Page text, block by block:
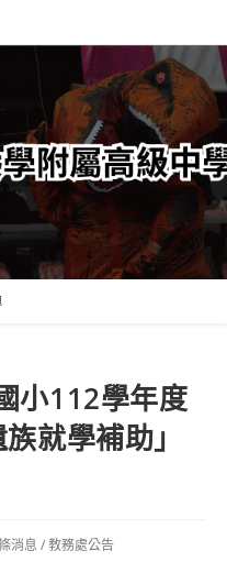
小112學年度
就學補助」
消息 /教務處公告